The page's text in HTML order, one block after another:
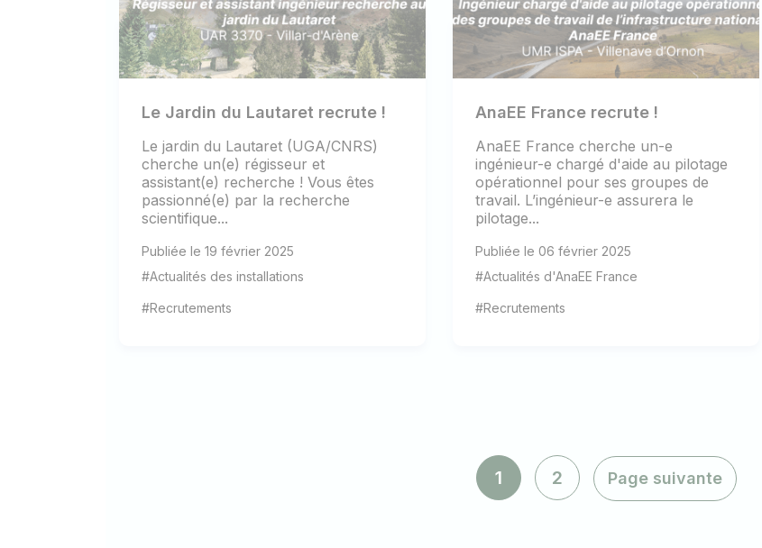
Le Jardin du Lautaret recrute !
Le jardin du Lautaret (UGA/CNRS)
cherche un(e) régisseur et
assistant(e) recherche ! Vous êtes
passionné(e) par la recherche
scientifique...
Publiée le 19 février 2025
#Actualités des installations
#Recrutements
AnaEE France recrute !
AnaEE France cherche un-e
ingénieur-e chargé d'aide au pilotage
opérationnel pour ses groupes de
travail. L’ingénieur-e assurera le
pilotage...
Publiée le 06 février 2025
#Actualités d'AnaEE France
#Recrutements
1 2 Page suivante